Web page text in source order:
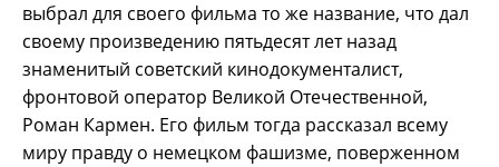
выбрал для своего фильма то же название, что дал
своему произведению пятьдесят лет назад
знаменитый советский кинодокументалист,
фронтовой оператор Великой Отечественной,
Роман Кармен. Его фильм тогда рассказал всему
миру правду о немецком фашизме, поверженном